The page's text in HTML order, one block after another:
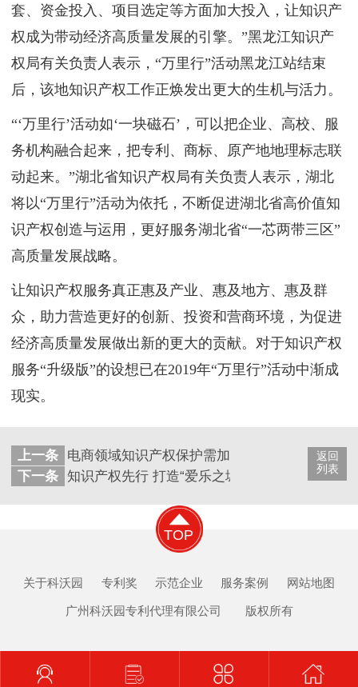
套、资金投入、项目选定等方面加大投入，让知识产
权成为带动经济高质量发展的引擎。”黑龙江知识产
权局有关负责人表示，“万里行”活动黑龙江站结束
后，该地知识产权工作正焕发出更大的生机与活力。
“‘万里行’活动如‘一块磁石’，可以把企业、高校、服
务机构融合起来，把专利、商标、原产地地理标志联
动起来。”湖北省知识产权局有关负责人表示，湖北
将以“万里行”活动为依托，不断促进湖北省高价值知
识产权创造与运用，更好服务湖北省“一芯两带三区”
高质量发展战略。
让知识产权服务真正惠及产业、惠及地方、惠及群
众，助力营造更好的创新、投资和营商环境，为促进
经济高质量发展做出新的更大的贡献。对于知识产权
服务“升级版”的设想已在2019年“万里行”活动中渐成
现实。
返回
列表
上一条
电商领域知识产权保护需加强“共治”
下一条 知识产权先行 打造“爱乐之城”
TOP
关于科沃园 专利奖 示范企业 服务案例 网站地图
广州科沃园专利代理有限公司 版权所有